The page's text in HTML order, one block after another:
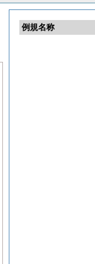
例規名称